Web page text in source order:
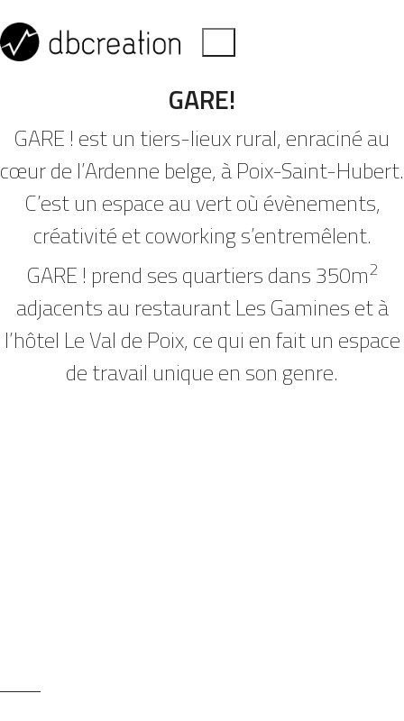
GARE!
GARE ! est un tiers-lieux rural, enraciné au
cœur de l’Ardenne belge, à Poix-Saint-Hubert.
C’est un espace au vert où évènements,
créativité et coworking s’entremêlent.
GARE ! prend ses quartiers dans 350m2
adjacents au restaurant Les Gamines et à
l’hôtel Le Val de Poix, ce qui en fait un espace
de travail unique en son genre.